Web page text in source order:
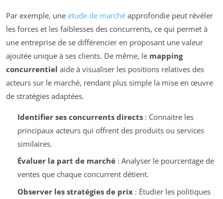
Par exemple, une étude de marché approfondie peut révéler
les forces et les faiblesses des concurrents, ce qui permet à
une entreprise de se différencier en proposant une valeur
ajoutée unique à ses clients. De même, le mapping
concurrentiel aide à visualiser les positions relatives des
acteurs sur le marché, rendant plus simple la mise en œuvre
de stratégies adaptées.
Identifier ses concurrents directs: Connaitre les
principaux acteurs qui offrent des produits ou services
similaires.
Évaluer la part de marché: Analyser le pourcentage de
ventes que chaque concurrent détient.
Observer les stratégies de prix: Étudier les politiques